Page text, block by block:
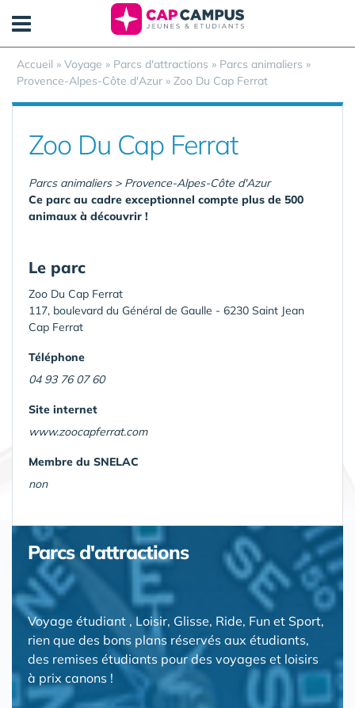
Accueil » Voyage » Parcs d'attractions » Parcs animaliers »
Provence-Alpes-Côte d'Azur » Zoo Du Cap Ferrat
Zoo Du Cap Ferrat
Parcs animaliers > Provence-Alpes-Côte d'Azur
Ce parc au cadre exceptionnel compte plus de 500
animaux à découvrir !
Le parc
Zoo Du Cap Ferrat
117, boulevard du Général de Gaulle - 6230 Saint Jean
Cap Ferrat
Téléphone
04 93 76 07 60
Site internet
www.zoocapferrat.com
Membre du SNELAC
non
Parcs d'attractions
Voyage étudiant , Loisir, Glisse, Ride, Fun et Sport,
rien que des bons plans réservés aux étudiants,
des remises étudiants pour des voyages et loisirs
à prix canons !
Panneau de gestion des cookies